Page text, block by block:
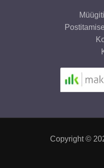
Copyright ©